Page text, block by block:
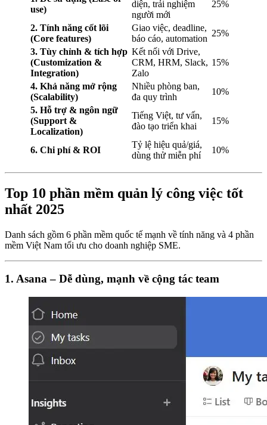
use)
diện, trải nghiệm
người mới
25%
2. Tính năng cốt lõi
(Core features)
Giao việc, deadline,
báo cáo, automation
25%
3. Tùy chỉnh & tích hợp
(Customization &
Integration)
Kết nối với Drive,
CRM, HRM, Slack,
Zalo
15%
4. Khả năng mở rộng
(Scalability)
Nhiều phòng ban,
đa quy trình
10%
5. Hỗ trợ & ngôn ngữ
(Support &
Localization)
Tiếng Việt, tư vấn,
đào tạo triển khai
15%
6. Chi phí & ROI
Tỷ lệ hiệu quả/giá,
dùng thử miễn phí
10%
Top 10 phần mềm quản lý công việc tốt
nhất 2025
Danh sách gồm 6 phần mềm quốc tế mạnh về tính năng và 4 phần
mềm Việt Nam tối ưu cho doanh nghiệp SME.
1. Asana – Dễ dùng, mạnh về cộng tác team